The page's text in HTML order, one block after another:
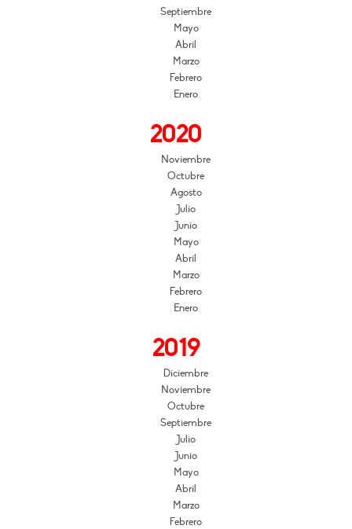
Septiembre
Mayo
Abril
Marzo
Febrero
Enero
2020
Noviembre
Octubre
Agosto
Julio
Junio
Mayo
Abril
Marzo
Febrero
Enero
2019
Diciembre
Noviembre
Octubre
Septiembre
Julio
Junio
Mayo
Abril
Marzo
Febrero